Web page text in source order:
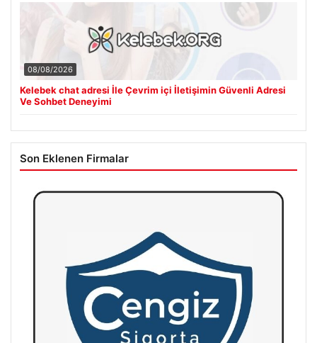
08/08/2026
Kelebek chat adresi İle Çevrim içi İletişimin Güvenli Adresi
Ve Sohbet Deneyimi
Son Eklenen Firmalar